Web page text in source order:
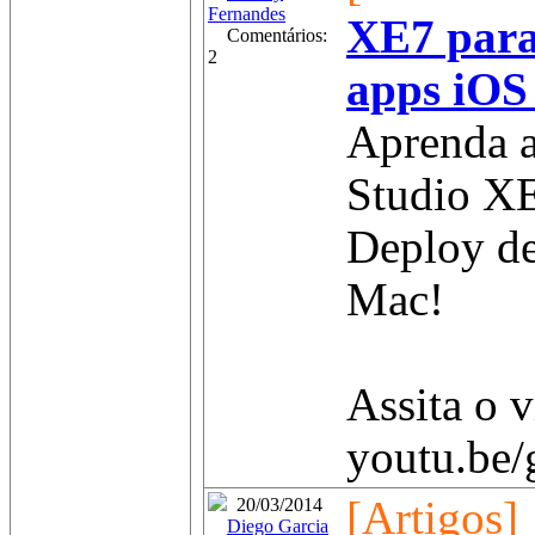
Fernandes
Comentários:
2
XE7
apps
Aprenda
Studio
Deploy
Mac!
Assita o
20/03/2014
Diego Garcia
[Artigos]